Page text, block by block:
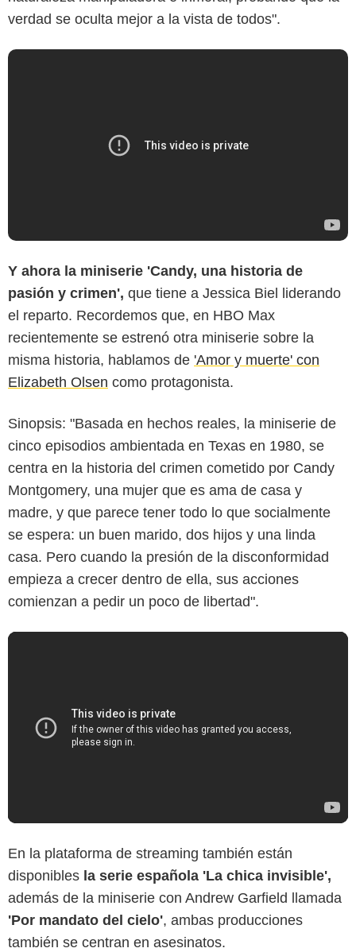
verdad se oculta mejor a la vista de todos".
Y ahora la miniserie 'Candy, una historia de
pasión y crimen', que tiene a Jessica Biel liderando
el reparto. Recordemos que, en HBO Max
recientemente se estrenó otra miniserie sobre la
misma historia, hablamos de 'Amor y muerte' con
Elizabeth Olsen como protagonista.
Sinopsis: "Basada en hechos reales, la miniserie de
cinco episodios ambientada en Texas en 1980, se
centra en la historia del crimen cometido por Candy
Montgomery, una mujer que es ama de casa y
madre, y que parece tener todo lo que socialmente
se espera: un buen marido, dos hijos y una linda
casa. Pero cuando la presión de la disconformidad
empieza a crecer dentro de ella, sus acciones
comienzan a pedir un poco de libertad".
En la plataforma de streaming también están
disponibles la serie española 'La chica invisible',
además de la miniserie con Andrew Garfield llamada
'Por mandato del cielo', ambas producciones
también se centran en asesinatos.